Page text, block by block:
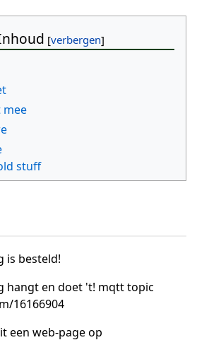
mee
stuff
is besteld!
hangt en doet 't! mqtt topic
16166904
een web-page op